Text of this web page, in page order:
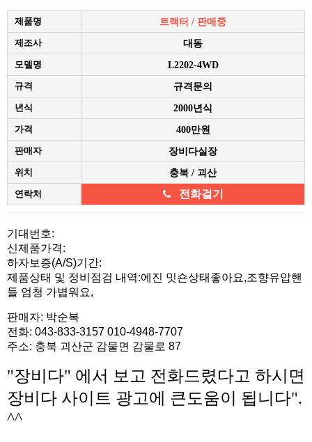
제품명 트랙터 / 판매중
제조사 대동
모델명 L2202-4WD
규격 규격문의
년식 2000년식
가격 400만원
판매자 장비다실장
위치 충북 / 괴산
연락처 전화걸기
본문
기대번호:
신제품가격:
하자보증(A/S)기간:
제품상태 및 정비점검 내역:에진 밋숀상태좋아요,조향유압핸
들 엄청 가볍워요,
판매자: 박순복
전화: 043-833-3157 010-4948-7707
주소: 충북 괴산군 감물면 감물로 87
"장비다" 에서 보고 전화드렸다고 하시면
장비다 사이트 광고에 큰도움이 됩니다".
^^